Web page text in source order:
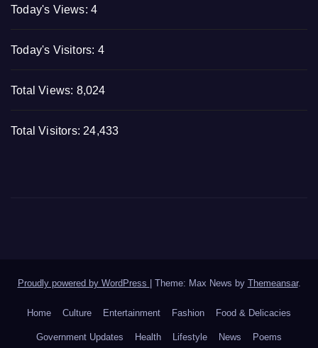
Today's Views: 4
Today's Visitors: 4
Total Views: 8,024
Total Visitors:24,433
Proudly powered by WordPress Theme: Max News by Themeansar.
Home Culture Entertainment Fashion Food & Delicacies
Government Updates Health Lifestyle News Poems